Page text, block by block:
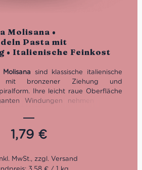
Molisana •
Pasta mit
• Italienische Feinkost
sind klassische italienische
mit bronzener Ziehung und
Ihre leicht raue Oberfläche
Windungen nehmen Saucen
Pesto, Ragù oder Pastasalat. Mit 10
500-g-Packung sind diese Fusilli
für authentische italienische Küche
1,79 €